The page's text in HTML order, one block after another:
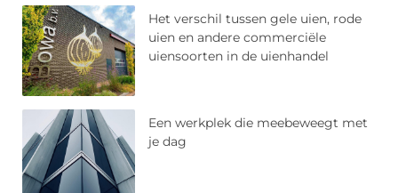
Het verschil tussen gele uien, rode
uien en andere commerciële
uiensoorten in de uienhandel
Een werkplek die meebeweegt met
je dag